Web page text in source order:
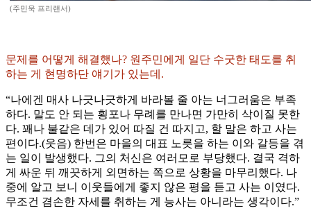
(주민욱 프리랜서)
문제를 어떻게 해결했나? 원주민에게 일단 수굿한 태도를 취
하는 게 현명하단 얘기가 있는데.
“나에겐 매사 나긋나긋하게 바라볼 줄 아는 너그러움은 부족
하다. 말도 안 되는 횡포나 무례를 만나면 가만히 삭이질 못한
다. 꽤나 불같은 데가 있어 따질 건 따지고, 할 말은 하고 사는
편이다.(웃음) 한번은 마을의 대표 노릇을 하는 이와 갈등을 겪
는 일이 발생했다. 그의 처신은 여러모로 부당했다. 결국 격하
게 싸운 뒤 깨끗하게 외면하는 쪽으로 상황을 마무리했다. 나
중에 알고 보니 이웃들에게 좋지 않은 평을 듣고 사는 이였다.
무조건 겸손한 자세를 취하는 게 능사는 아니라는 생각이다.”